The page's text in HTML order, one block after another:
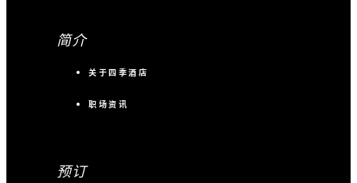
简介
关于四季酒店
职场资讯
预订